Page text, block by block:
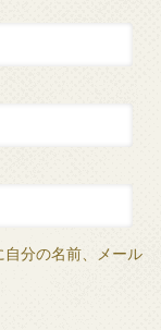
分の名前、メール